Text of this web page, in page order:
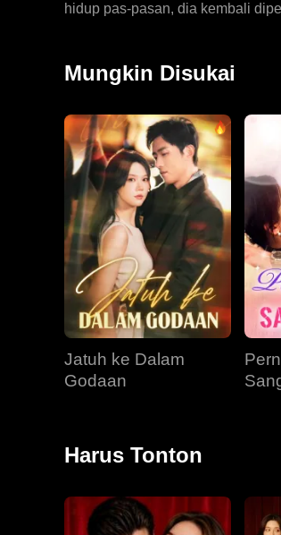
hidup pas-pasan, dia kembali
Mungkin Disukai
Jatuh ke Dalam
Godaan
Harus Tonton